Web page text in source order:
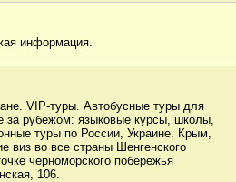
информация.
VIP-туры. Автобусные туры для
за рубежом: языковые курсы, школы,
туры по России, Украине. Крым,
виз во все страны Шенгенского
черноморского побережья
106.